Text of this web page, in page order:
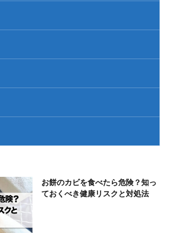
お餅のカビを食べたら危険？知っ
ておくべき健康リスクと対処法